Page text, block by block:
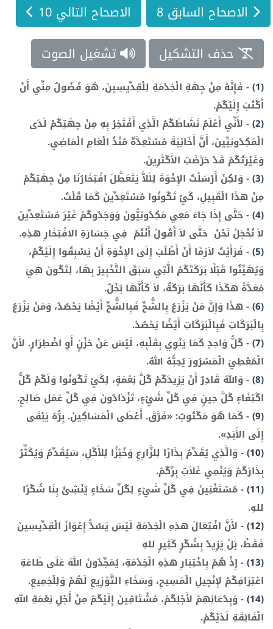
الاصحاح السابق 8
الاصحاح التالي 10
حذف التشكيل
تشغيل الصوت
(1)
- فَإِنَّهُ مِنْ جِهَةِ الْخِدْمَةِ لِلْقِدِّيسِينَ، هُوَ فُضُولٌ مِنِّي أَنْ
أَكْتُبَ إِلَيْكُمْ.
(2)
- لأَنِّي أَعْلَمُ نَشَاطَكُمُ الَّذِي أَفْتَخِرُ بِهِ مِنْ جِهَتِكُمْ لَدَى
الْمَكِدُونِيِّينَ، أَنَّ أَخَائِيَةَ مُسْتَعِدَّةٌ مُنْذُ الْعَامِ الْمَاضِي.
وَغَيْرَتُكُمْ قَدْ حَرَّضَتِ الأَكْثَرِينَ.
(3)
- وَلكِنْ أَرْسَلْتُ الإِخْوَةَ لِئَلاَّ يَتَعَطَّلَ افْتِخَارُنَا مِنْ جِهَتِكُمْ
مِنْ هذَا الْقَبِيلِ، كَيْ تَكُونُوا مُسْتَعِدِّينَ كَمَا قُلْتُ.
(4)
-حَتَّى إِذَا جَاءَ مَعِي مَكِدُونِيُّونَ وَوَجَدُوكُمْ غَيْرَ مُسْتَعِدِّينَ
لاَ نُخْجَلُ نَحْنُ ­ حَتَّى لاَ أَقُولُ أَنْتُمْ ­ فِي جَسَارَةِ الافْتِخَارِ هذِهِ.
(5)
- فَرَأَيْتُ لاَزِمًا أَنْ أَطْلُبَ إِلَى الإِخْوَةِ أَنْ يَسْبِقُوا إِلَيْكُمْ،
وَيُهَيِّئُوا قَبْلًا بَرَكَتَكُمُ الَّتِي سَبَقَ التَّخْبِيرُ بِهَا، لِتَكُونَ هِيَ
مُعَدَّةً هكَذَا كَأَنَّهَا بَرَكَةٌ، لاَ كَأَنَّهَا بُخْلٌ.
(6)
-هذَا وَإِنَّ مَنْ يَزْرَعُ بِالشُّحِّ فَبِالشُّحِّ أَيْضًا يَحْصُدُ، وَمَنْ يَزْرَعُ
بِالْبَرَكَاتِ فَبِالْبَرَكَاتِ أَيْضًا يَحْصُدُ.
(7)
- كُلُّ وَاحِدٍ كَمَا يَنْوِي بِقَلْبِهِ، لَيْسَ عَنْ حُزْنٍ أَوِ اضْطِرَارٍ. لأَنَّ
الْمُعْطِيَ الْمَسْرُورَ يُحِبُّهُ اللهُ.
(8)
- وَاللهُ قَادِرٌ أَنْ يَزِيدَكُمْ كُلَّ نِعْمَةٍ، لِكَيْ تَكُونُوا وَلَكُمْ كُلُّ
اكْتِفَاءٍ كُلَّ حِينٍ فِي كُلِّ شَيْءٍ، تَزْدَادُونَ فِي كُلِّ عَمَل صَالِحٍ.
(9)
- كَمَا هُوَ مَكْتُوبٌ: «فَرَّقَ. أَعْطَى الْمَسَاكِينَ. بِرُّهُ يَبْقَى
إِلَى الأَبَدِ».
(10)
- وَالَّذِي يُقَدِّمُ بِذَارًا لِلزَّارِعِ وَخُبْزًا لِلأَكْلِ، سَيُقَدِّمُ وَيُكَثِّرُ
بِذَارَكُمْ وَيُنْمِي غَلاَتِ بِرِّكُمْ.
(11)
-مُسْتَغْنِينَ فِي كُلِّ شَيْءٍ لِكُلِّ سَخَاءٍ يُنْشِئُ بِنَا شُكْرًا
للهِ.
(12)
- لأَنَّ افْتِعَالَ هذِهِ الْخِدْمَةِ لَيْسَ يَسُدُّ إِعْوَازَ الْقِدِّيسِينَ
فَقَطْ، بَلْ يَزِيدُ بِشُكْرٍ كَثِيرٍ للهِ
(13)
- إِذْ هُمْ بِاخْتِبَارِ هذِهِ الْخِدْمَةِ، يُمَجِّدُونَ اللهَ عَلَى طَاعَةِ
اعْتِرَافِكُمْ لإِنْجِيلِ الْمَسِيحِ، وَسَخَاءِ التَّوْزِيعِ لَهُمْ وَلِلْجَمِيعِ.
(14)
- وَبِدُعَائِهِمْ لأَجْلِكُمْ، مُشْتَاقِينَ إِلَيْكُمْ مِنْ أَجْلِ نِعْمَةِ اللهِ
الْفَائِقَةِ لَدَيْكُمْ.